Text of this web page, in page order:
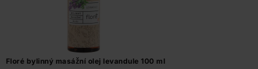
Floré bylinný masážní olej levandule 100 ml